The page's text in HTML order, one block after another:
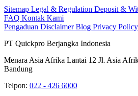
Sitemap Legal & Regulation Deposit &
FAQ Kontak Kami
Pengaduan DisclaimerBlog Privacy Policy
PT Quickpro Berjangka Indonesia
Menara Asia Afrika Lantai 12 Jl. Asia
Bandung
Telpon: 022 - 426 6000